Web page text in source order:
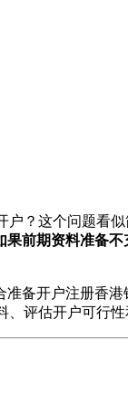
？这个问题看
果前期资料准备
备开户注册香
评估开户可行性